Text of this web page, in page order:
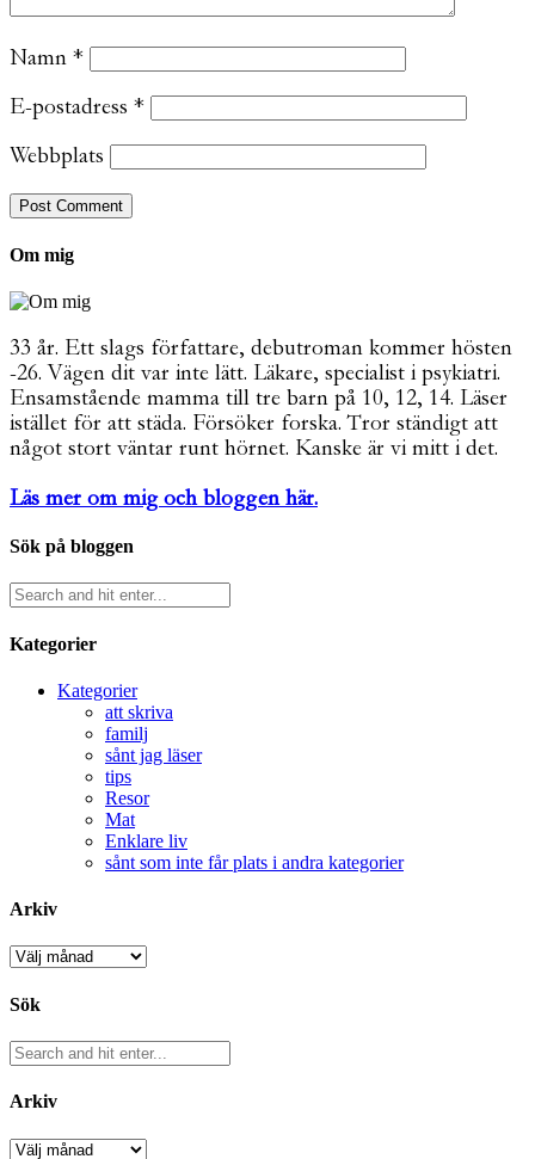
Namn *
E-postadress *
Webbplats
Om mig
33 år. Ett slags författare, debutroman kommer hösten
-26. Vägen dit var inte lätt. Läkare, specialist i psykiatri.
Ensamstående mamma till tre barn på 10, 12, 14. Läser
istället för att städa. Försöker forska. Tror ständigt att
något stort väntar runt hörnet. Kanske är vi mitt i det.
Läs mer om mig och bloggen här.
Sök på bloggen
Kategorier
Kategorier
att skriva
familj
sånt jag läser
tips
Resor
Mat
Enklare liv
sånt som inte får plats i andra kategorier
Arkiv
Arkiv
Sök
Arkiv
Arkiv